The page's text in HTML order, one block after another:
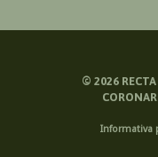
© 2026RECTA
Informativa